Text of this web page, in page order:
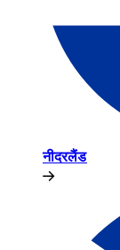
नीदरलैंड​​